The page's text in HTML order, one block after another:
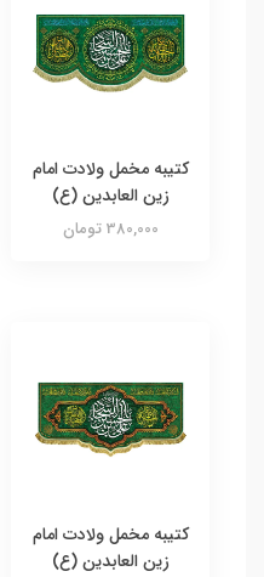
کتیبه مخمل ولادت امام
زین العابدین (ع)
380,000 تومان
کتیبه مخمل ولادت امام
زین العابدین (ع)